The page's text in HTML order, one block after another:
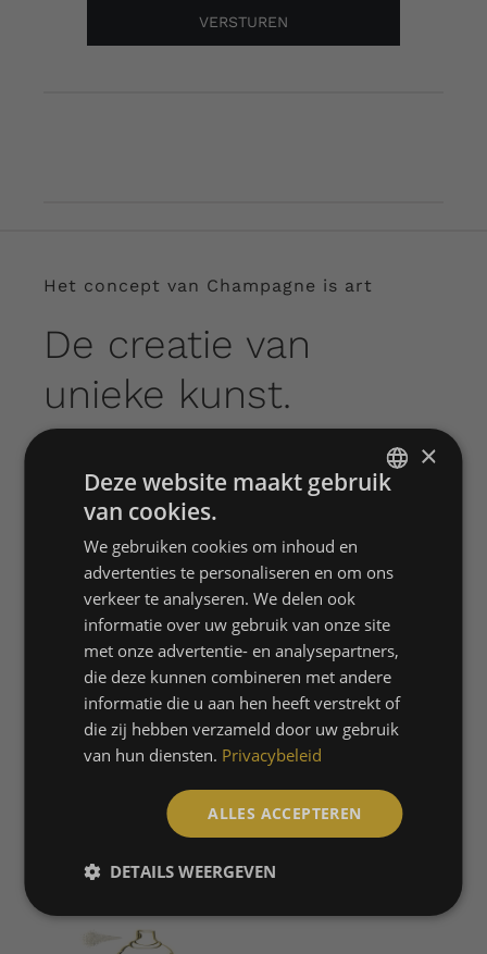
VERSTUREN
Het concept van Champagne is art
De creatie van
unieke kunst.
Voor de realisatie van de bijzondere en unieke
flessen werken wij samen met diverse
kunstenaars. Hierdoor kunnen wij ook
diversiteit bieden want iedere kunstenaar
heeft een eigen stijl.
TEO KAYKAY – MILAAN
SANNE FREDERIKS – ROTTERDAM
MEER OVER DE ARTISTS
×
Deze website maakt gebruik
van cookies.
We gebruiken cookies om inhoud en
advertenties te personaliseren en om ons
verkeer te analyseren. We delen ook
informatie over uw gebruik van onze site
met onze advertentie- en analysepartners,
die deze kunnen combineren met andere
informatie die u aan hen heeft verstrekt of
die zij hebben verzameld door uw gebruik
van hun diensten. Privacybeleid
ALLES ACCEPTEREN
DETAILS WEERGEVEN